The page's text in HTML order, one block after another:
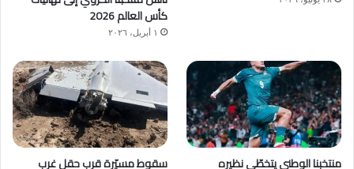
كأس العالم 2026
١ أبريل، ٢٠٢٦
منتخبنا الوطني يتخطّى نظيره
سقوط مسيّرة قرب حقل غرب